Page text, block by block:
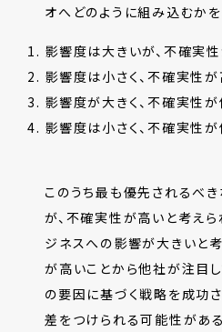
オへどのように組み込むかを
影響度は大きいが、不確実
影響度は小さく、不確実性
影響度が大きく、不確実性
影響度は小さく、不確実性
このうち最も優先されるべ
が、不確実性が高いと考えら
ジネスへの影響が大きいと
が高いことから他社が注目
の要因に基づく戦略を成功
差をつけられる可能性がある